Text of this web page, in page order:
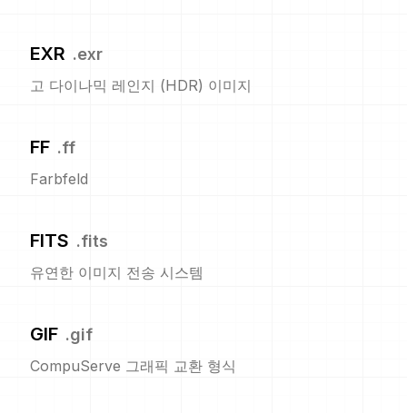
EXR .exr
고 다이나믹 레인지 (HDR) 이미지
FF .ff
Farbfeld
FITS .fits
유연한 이미지 전송 시스템
GIF .gif
CompuServe 그래픽 교환 형식